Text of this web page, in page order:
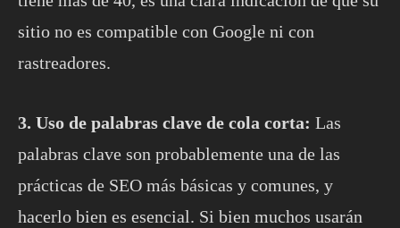
sitio no es compatible con Google ni con
rastreadores.
3. Uso de palabras clave de cola corta: Las
palabras clave son probablemente una de las
prácticas de SEO más básicas y comunes, y
hacerlo bien es esencial. Si bien muchos usarán